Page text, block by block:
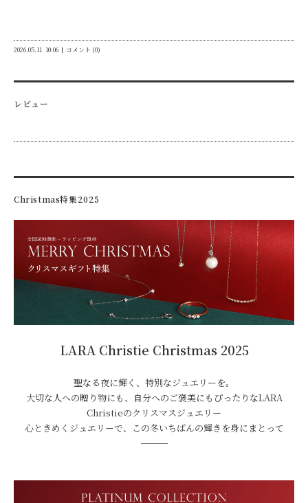
2026.05.11 10:06 コメント (0)
レビュー
Christmas特集2025
LARA Christie Christmas 2025
聖なる夜に輝く、特別なジュエリーを。
大切な人への贈り物にも、自分へのご褒美にもぴったりなLARA
Christieのクリスマスジュエリー
心ときめくジュエリーで、この冬いちばんの輝きを身にまとって
───